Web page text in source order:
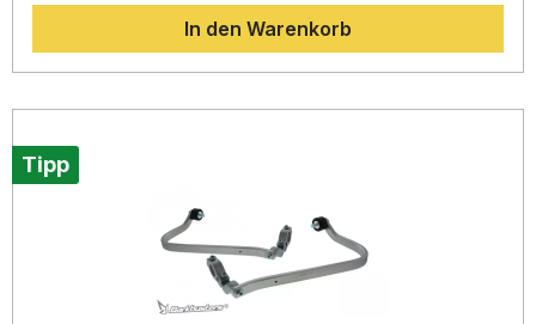
und schützt die Hände zuverlässig vor Wind, Steinschlag
und Witterungseinflüssen. Dank der robusten
Aluminiumkonstruktion ist eine sichere und dauerhafte
Befestigung gewährleistet. Dieses Kit umfasst ausschließlich
BarkBusters JET-, VPS-, STORM- und Carbon-
einfache Installation ermöglicht eine passgenaue Montage
gemäß OE-Spezifikationen, ohne eine Zulassungspflicht
Befestigungspunkten Speziell entwickelt für Honda CB 500
X ab 2019 und NX 500 ab 2024 Kompatibel mit JET-, VPS-,
STORM- und Carbon-Abdeckungen Einfach zu montieren,
keine ABE oder Zulassung erforderlich Langlebige Qualität
von BarkBusters aus Australien Lieferumfang: 1 Paar
In den Warenkorb
Tipp